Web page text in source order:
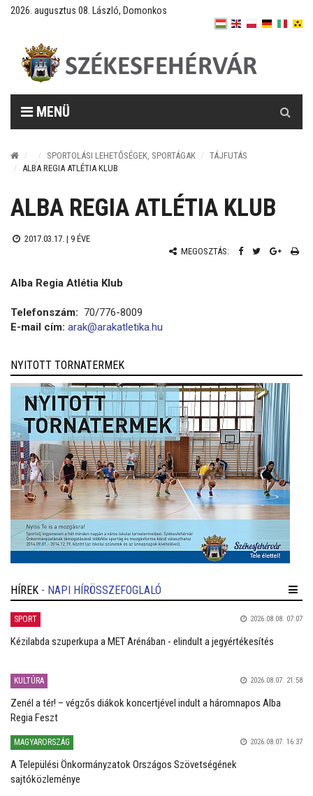
2026. augusztus 08. László, Domonkos
MENÜ
SPORTOLÁSI LEHETŐSÉGEK, SPORTÁGAK
TÁJFUTÁS
ALBA REGIA ATLÉTIA KLUB
ALBA REGIA ATLÉTIA KLUB
2017.03.17. | 9 ÉVE
MEGOSZTÁS:
Alba Regia Atlétia Klub
Telefonszám: 70/776-8009
E-mail cím: arak@arakatletika.hu
NYITOTT TORNATERMEK
HÍREK - NAPI HÍRÖSSZEFOGLALÓ
SPORT 2026.08.08. 07:07
Kézilabda szuperkupa a MET Arénában - elindult a jegyértékesítés
KULTÚRA 2026.08.07. 21:58
Zenél a tér! – végzős diákok koncertjével indult a háromnapos Alba
Regia Feszt
MAGYARORSZÁG 2026.08.07. 16:37
A Települési Önkormányzatok Országos Szövetségének
sajtóközleménye